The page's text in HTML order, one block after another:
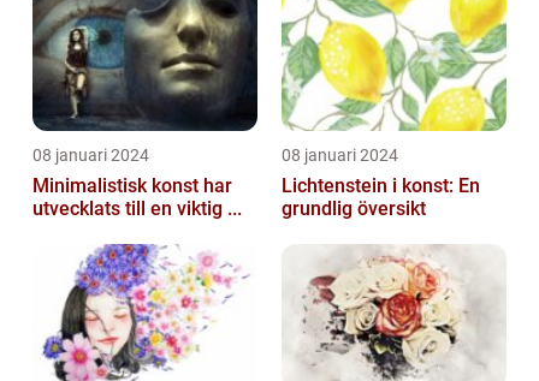
08 januari 2024
Minimalistisk konst har
utvecklats till en viktig ...
08 januari 2024
Lichtenstein i konst: En
grundlig översikt